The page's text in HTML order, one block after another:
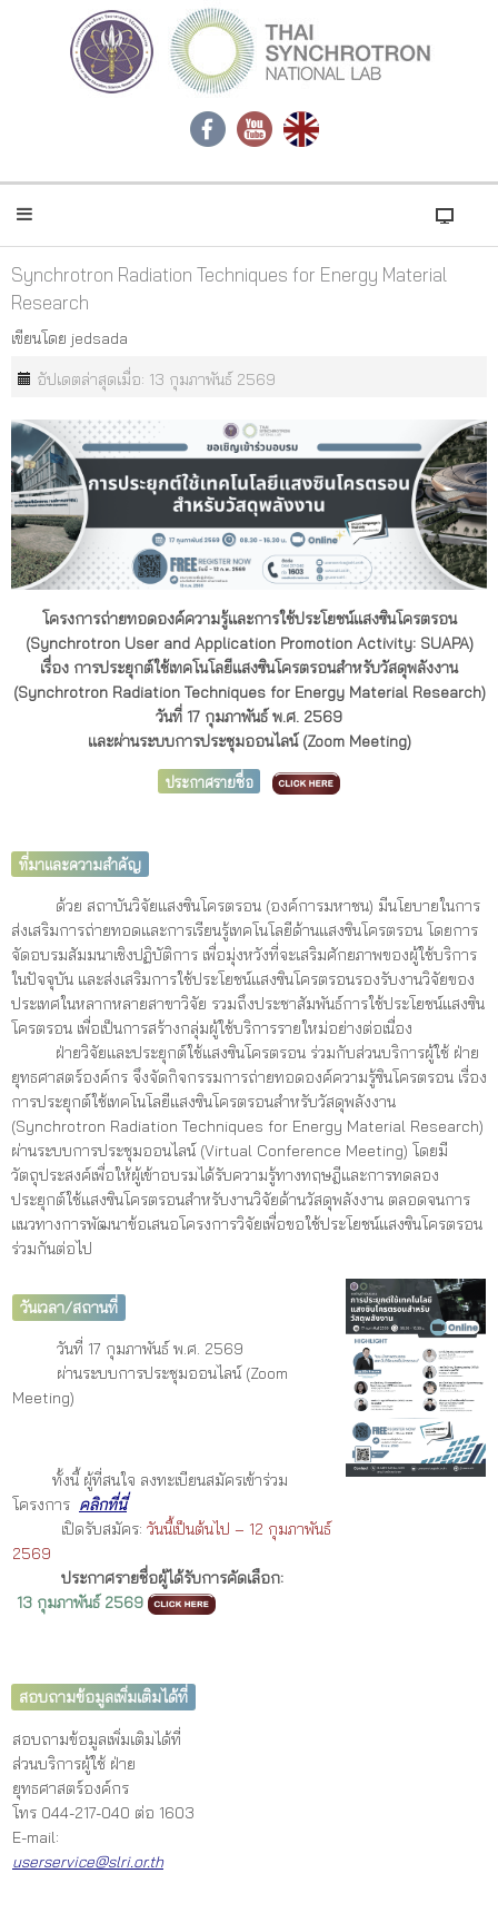
Synchrotron Radiation Techniques for Energy Material
Research
เขียนโดย jedsada
อัปเดตล่าสุดเมื่อ: 13 กุมภาพันธ์ 2569
โครงการถ่ายทอดองค์ความรู้และการใช้ประโยชน์แสงซินโครตรอน
(Synchrotron User and Application Promotion Activity: SUAPA)
เรื่อง การประยุกต์ใช้เทคโนโลยีแสงซินโครตรอนสำหรับวัสดุพลังงาน
(Synchrotron Radiation Techniques for Energy Material Research)
วันที่ 17 กุมภาพันธ์ พ.ศ. 2569
และผ่านระบบการประชุมออนไลน์ (Zoom Meeting)
ประกาศรายชื่อ
ที่มาและความสำคัญ
ด้วย สถาบันวิจัยแสงซินโครตรอน (องค์การมหาชน) มีนโยบายในการ
ส่งเสริมการถ่ายทอดและการเรียนรู้เทคโนโลยีด้านแสงซินโครตรอน โดยการ
จัดอบรมสัมมนาเชิงปฏิบัติการ เพื่อมุ่งหวังที่จะเสริมศักยภาพของผู้ใช้บริการ
ในปัจจุบัน และส่งเสริมการใช้ประโยชน์แสงซินโครตรอนรองรับงานวิจัยของ
ประเทศในหลากหลายสาขาวิจัย รวมถึงประชาสัมพันธ์การใช้ประโยชน์แสงซิน
โครตรอน เพื่อเป็นการสร้างกลุ่มผู้ใช้บริการรายใหม่อย่างต่อเนื่อง
ฝ่ายวิจัยและประยุกต์ใช้แสงซินโครตรอน ร่วมกับส่วนบริการผู้ใช้ ฝ่าย
ยุทธศาสตร์องค์กร จึงจัดกิจกรรมการถ่ายทอดองค์ความรู้ซินโครตรอน เรื่อง
การประยุกต์ใช้เทคโนโลยีแสงซินโครตรอนสำหรับวัสดุพลังงาน
(Synchrotron Radiation Techniques for Energy Material Research)
ผ่านระบบการประชุมออนไลน์ (Virtual Conference Meeting) โดยมี
วัตถุประสงค์เพื่อให้ผู้เข้าอบรมได้รับความรู้ทางทฤษฎีและการทดลอง
ประยุกต์ใช้แสงซินโครตรอนสำหรับงานวิจัยด้านวัสดุพลังงาน ตลอดจนการ
แนวทางการพัฒนาข้อเสนอโครงการวิจัยเพื่อขอใช้ประโยชน์แสงซินโครตรอน
ร่วมกันต่อไป
วันเวลา/สถานที่
วันที่ 17 กุมภาพันธ์ พ.ศ. 2569
ผ่านระบบการประชุมออนไลน์ (Zoom
Meeting)
ทั้งนี้ ผู้ที่สนใจ ลงทะเบียนสมัครเข้าร่วม
โครงการ คลิกที่นี่
เปิดรับสมัคร: วันนี้เป็นต้นไป – 12 กุมภาพันธ์
2569
ประกาศรายชื่อผู้ได้รับการคัดเลือก:
13 กุมภาพันธ์ 2569
สอบถามข้อมูลเพิ่มเติมได้ที่
สอบถามข้อมูลเพิ่มเติมได้ที่
ส่วนบริการผู้ใช้ ฝ่าย
ยุทธศาสตร์องค์กร
โทร 044-217-040 ต่อ 1603
E-mail:
userservice@slri.or.th